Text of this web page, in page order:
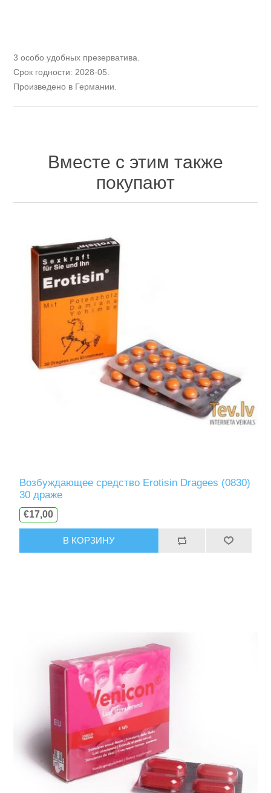
3 особо удобных презерватива.
Срок годности: 2028-05.
Произведено в Германии.
Вместе с этим также
покупают
Возбуждающее средство Erotisin Dragees (0830)
30 драже
€17,00
В КОРЗИНУ